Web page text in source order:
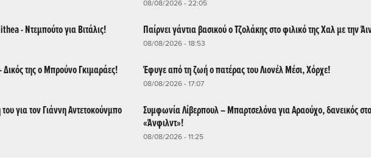
08/08/2026 - 22:05
- Ντεμπούτο για Βιτάλις! Παίρνει γάντια βασικού ο Τζολάκης στο φιλικό της Χαλ με την
08/08/2026 - 18:53
Δικός της ο Μπρούνο Γκιμαράες! Έφυγε από τη ζωή ο πατέρας του Λιονέλ Μέσι, Χόρχε!
08/08/2026 - 17:07
για τον Γιάννη Αντετοκούνμπο
Συμφωνία Λίβερπουλ – Μπαρτσελόνα για Αραούχο, δανεικός στο
«Άνφιλντ»!
08/08/2026 - 11:25